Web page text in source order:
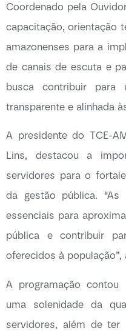
Coordenado pela
capacitação, orientação
amazonenses para a
de canais de escuta e
busca contribuir para
transparente e alinhada
A presidente do TCE-
Lins, destacou a
servidores para o
da gestão pública. “As
essenciais para
pública e contribuir
oferecidos à população”,
A programação contou
uma solenidade da
servidores, além de ter